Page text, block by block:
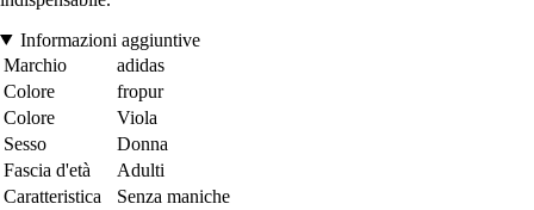
Informazioni aggiuntive
Marchio
adidas
Colore
fropur
Colore
Viola
Sesso
Donna
Fascia d'età
Adulti
Caratteristica
Senza maniche